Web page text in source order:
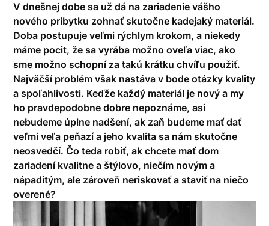
V dnešnej dobe sa už dá na zariadenie vášho
nového príbytku zohnať skutočne kadejaký materiál.
Doba postupuje veľmi rýchlym krokom, a niekedy
máme pocit, že sa vyrába možno oveľa viac, ako
sme možno schopní za takú krátku chvíľu použiť.
Najväčší problém však nastáva v bode otázky kvality
a spoľahlivosti. Keďže každý materiál je nový a my
ho pravdepodobne dobre nepoznáme, asi
nebudeme úplne nadšení, ak zaň budeme mať dať
veľmi veľa peňazí a jeho kvalita sa nám skutočne
neosvedčí. Čo teda robiť, ak chcete mať dom
zariadení kvalitne a štýlovo, niečím novým a
nápaditým, ale zároveň neriskovať a staviť na niečo
overené?